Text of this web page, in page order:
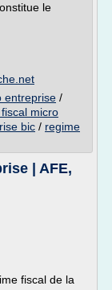
le
entreprise /
micro
bic / regime
| AFE,
fiscal de la